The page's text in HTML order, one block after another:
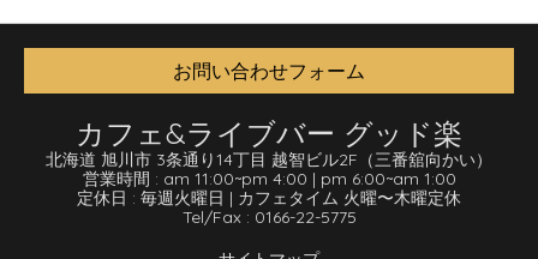
お問い合わせフォーム
カフェ&ライブバー グッド楽
北海道 旭川市 3条通り14丁目 越智ビル2F （三番舘向かい）
営業時間 : am 11:00~pm 4:00 | pm 6:00~am 1:00
定休日 : 毎週火曜日 | カフェタイム 火曜〜木曜定休
Tel/Fax : 0166-22-5775